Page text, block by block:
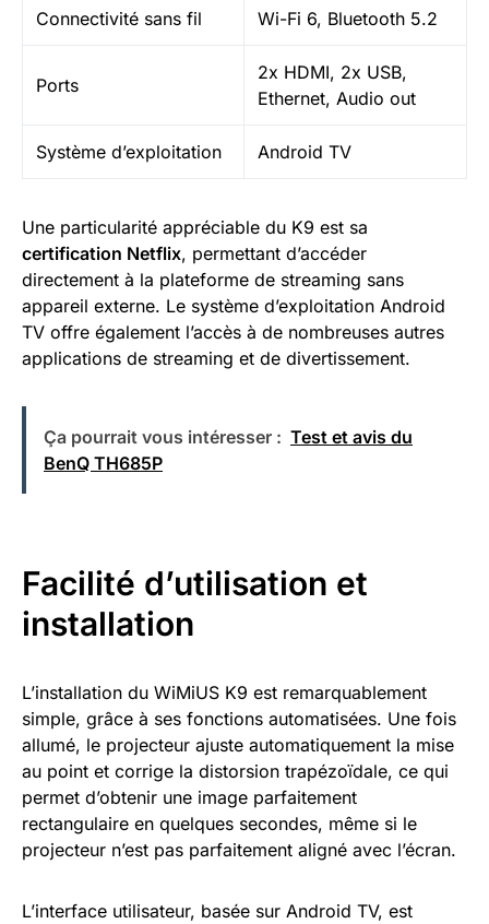
Connectivité sans fil Wi-Fi 6, Bluetooth 5.2
Ports
2x HDMI, 2x USB,
Ethernet, Audio out
Système d’exploitation Android TV
Une particularité appréciable du K9 est sa
certification Netflix, permettant d’accéder
directement à la plateforme de streaming sans
appareil externe. Le système d’exploitation Android
TV offre également l’accès à de nombreuses autres
applications de streaming et de divertissement.
Ça pourrait vous intéresser : Test et avis du
BenQ TH685P
Facilité d’utilisation et
installation
L’installation du WiMiUS K9 est remarquablement
simple, grâce à ses fonctions automatisées. Une fois
allumé, le projecteur ajuste automatiquement la mise
au point et corrige la distorsion trapézoïdale, ce qui
permet d’obtenir une image parfaitement
rectangulaire en quelques secondes, même si le
projecteur n’est pas parfaitement aligné avec l’écran.
L’interface utilisateur, basée sur Android TV, est